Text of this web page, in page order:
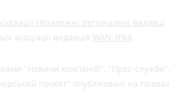
Незалежні регіональні видавці
асоціації видавців WAN-IFRA
"Новини компаній", "Прес-служба",
проєкт" опубліковані на правах